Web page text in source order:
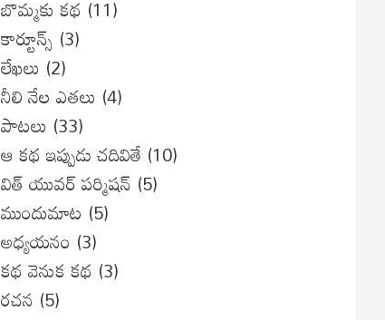
బొమ్మకు కథ (11)
కార్టూన్స్ (3)
లేఖలు (2)
నీలి నేల ఎతలు (4)
పాటలు (33)
ఆ కథ ఇప్పుడు చదివితే (10)
విత్ యువర్ పర్మిషన్ (5)
ముందుమాట (5)
అధ్యయనం (3)
కథ వెనుక కథ (3)
రచన (5)